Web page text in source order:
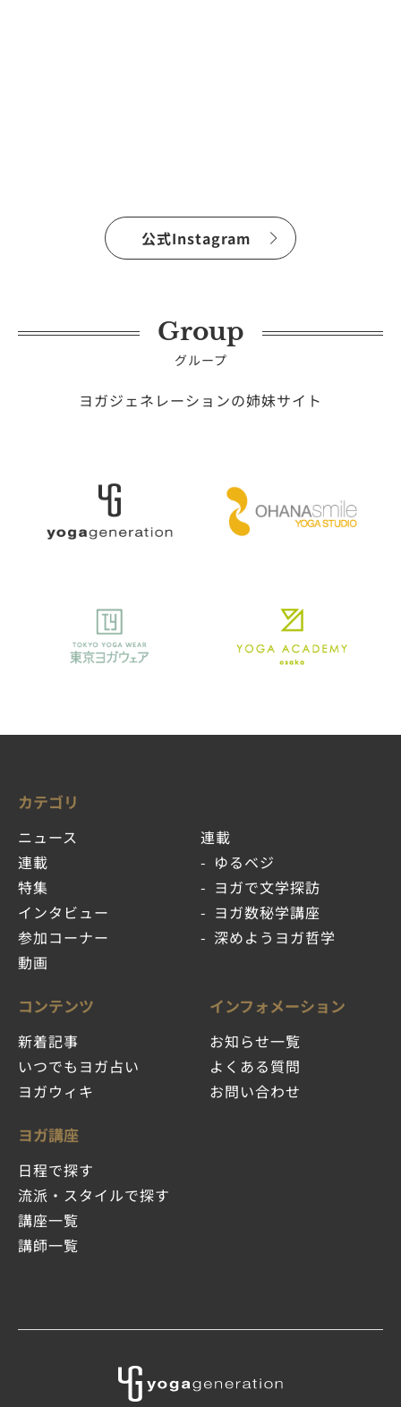
公式Instagram
Group
グループ
ヨガジェネレーションの姉妹サイト
カテゴリ
ニュース
連載
特集
インタビュー
参加コーナー
動画
連載
ゆるベジ
ヨガで文学探訪
ヨガ数秘学講座
深めようヨガ哲学
コンテンツ
新着記事
いつでもヨガ占い
ヨガウィキ
ヨガ講座
日程で探す
流派・スタイルで探す
講座一覧
講師一覧
インフォメーション
お知らせ一覧
よくある質問
お問い合わせ